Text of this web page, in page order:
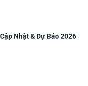
Nhật & Dự Báo 2026